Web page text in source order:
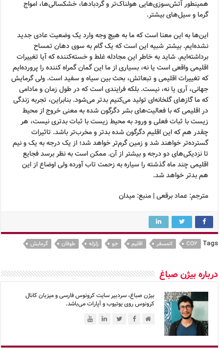
همینطور آتش‌سوزی‌هایی هولناک‌تر و گردبادها، خشکسالی‌ها، امواج
گرما و سیل‌های بیشتر.
این‌ها به این معنا است که ما به هیچ وجه وارد یک وضعیت عادی جدید
نشده‌ایم. بیشتر شبیه این است که یک گام به سوی دهان تمساح
برداشته‌ایم. شاید به خاطر این مجادله غلط و خسته‌کننده‌ که آیا تغییرات
اقلیمی واقعی‌ است یا نه، بسیاری از ما این گمان گمراه کننده را پرورده‌ایم
که تغییرات اقلیمی و تبعاتش، بحث بین سیاه و سفید است. ولی گرمایش
جهانی، آری یا نه، نیست. بلکه فرایندی است که در طول زمان و مادامی
که ما گازهای گلخانه‌ای تولید می‌کنیم بدتر می‌شود. بنابراین، تجربه زندگی
در اقلیمی که با فعالیت‌های بشر دگرگون شده به معنی خروج از محیط
زیست با ثبات فعلی و ورود به محیط زیست با ثبات بدتری نیست، هر
چقدر هم که این اقلیم دگرگون شده بدتر و مخرب‌تر باشد. تاثیرات
گسترده‌تر خواهند شد و زمین گرم‌تر خواهد شد؛ از یک درجه به یک و نیم
تا نزدیکی‌های دو درجه و بیشتر از آن. ممکن است به نظر برسد فجایع
اقلیمی چند ماه گذشته را سیاره به زحمت تاب آورده ولی اوضاع از این
هم بدتر خواهد شد.
مترجم: عماد برقعی | منبع: میدان
Tags
CO2 اتمسفر اقلیم جو زلزله طوفان گرمایش
درباره بیژن صباغ
بیژن صباغ، سردبیر سایت کرونوس فارسی و میزبان کانال
کرونوس روی یوتیوب و آپارات می‌باشد.